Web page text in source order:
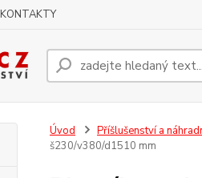
KONTAKTY
Úvod Příšlušenství a
š230/v380/d1510 mm